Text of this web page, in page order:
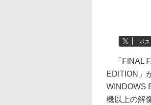
ポス
「FINAL
EDITION」
WINDOWS
機以上の解